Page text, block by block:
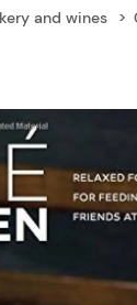
and wines